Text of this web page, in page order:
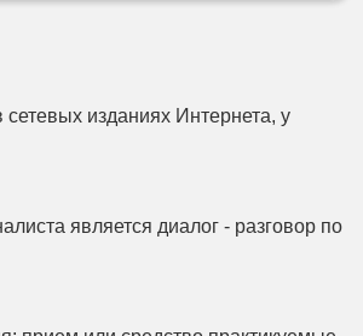
изданиях Интернета, у
является диалог - разговор по